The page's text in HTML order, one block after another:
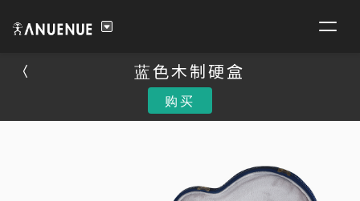
蓝色木制硬盒
购买
蓝色木制硬盒
购买